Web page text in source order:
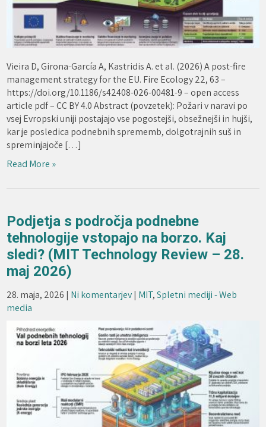
Vieira D, Girona-García A, Kastridis A. et al. (2026) A post-fire
management strategy for the EU. Fire Ecology 22, 63 –
https://doi.org/10.1186/s42408-026-00481-9 – open access
article pdf – CC BY 4.0 Abstract (povzetek): Požari v naravi po
vsej Evropski uniji postajajo vse pogostejši, obsežnejši in hujši,
kar je posledica podnebnih sprememb, dolgotrajnih suš in
spreminjajoče […]
Read More »
Podjetja s področja podnebne
tehnologije vstopajo na borzo. Kaj
sledi? (MIT Technology Review – 28.
maj 2026)
28. maja, 2026 | Ni komentarjev| MIT,Spletni mediji - Web
media